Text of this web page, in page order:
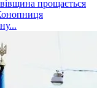
прощається